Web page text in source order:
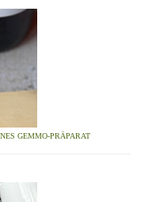
GEMMO-PRÄPARAT